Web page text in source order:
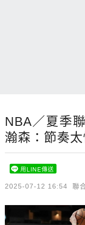
NBA／夏季
瀚森：節奏
2025-07-12 16:54 聯
用LINE傳送